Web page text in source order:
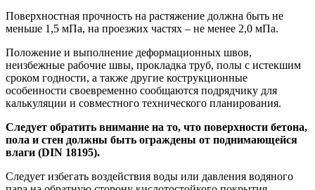
Поверхностная прочность на растяжение должна быть не
меньше 1,5 мПа, на проезжих частях – не менее 2,0 мПа.
Положение и выполнение деформационных швов,
неизбежные рабочие швы, прокладка труб, полы с истекшим
сроком годности, а также другие кострукционные
особенности своевременно сообщаются подрядчику для
калькуляции и совместного технического планирования.
Следует обратить внимание на то, что поверхности бетона,
пола и стен должны быть ограждены от поднимающейся
влаги (DIN 18195).
Следует избегать воздействия воды или давления водяного